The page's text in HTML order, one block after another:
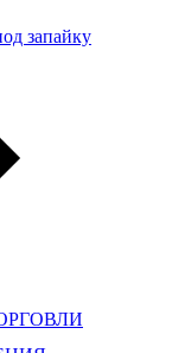
запайку